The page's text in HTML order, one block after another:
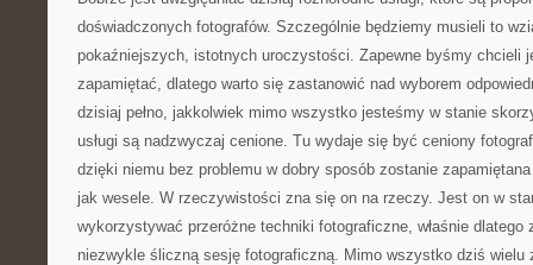
doświadczonych fotografów. Szczególnie będziemy musieli to
pokaźniejszych, istotnych uroczystości. Zapewne byśmy chcieli
zapamiętać, dlatego warto się zastanowić nad wyborem
dzisiaj pełno, jakkolwiek mimo wszystko jesteśmy w stanie
usługi są nadzwyczaj cenione. Tu wydaje się być ceniony
dzięki niemu bez problemu w dobry sposób zostanie
jak wesele. W rzeczywistości zna się on na rzeczy. Jest on w
wykorzystywać przeróżne techniki fotograficzne, właśnie dlatego
niezwykle śliczną sesję fotograficzną. Mimo wszystko dziś wielu